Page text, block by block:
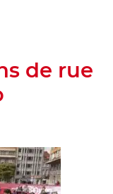
de rue